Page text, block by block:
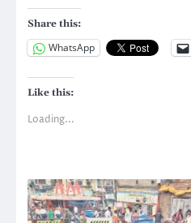
Share this:
WhatsApp
Like this:
Loading...